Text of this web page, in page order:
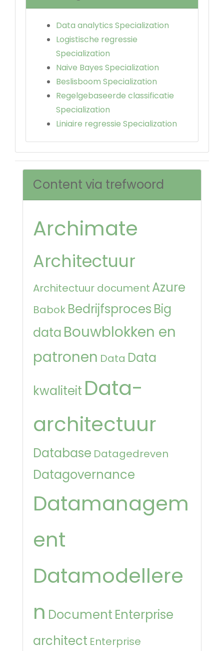
Data analytics Specialization
Logistische regressie
Specialization
Naive Bayes Specialization
Beslisboom Specialization
Regelgebaseerde classificatie
Specialization
Liniaire regressie Specialization
Content via trefwoord
Archimate
Architectuur
Architectuur document Azure
Babok Bedrijfsproces Big
data Bouwblokken en
patronen Data Data
kwaliteit Data-
architectuur
Database Datagedreven
Datagovernance
Datamanagem
ent
Datamodellere
n Document Enterprise
architect Enterprise